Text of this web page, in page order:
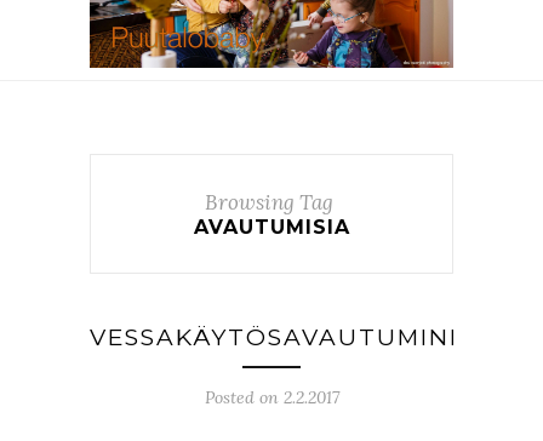
Browsing Tag
AVAUTUMISIA
VESSAKÄYTÖSAVAUTUMINEN
Posted on 2.2.2017